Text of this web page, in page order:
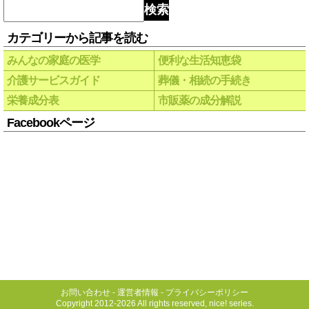
検索
カテゴリーから記事を読む
みんなの家庭の医学
便利な生活知恵袋
介護サービスガイド
葬儀・相続の手続き
栄養成分表
市販薬の成分解説
Facebookページ
お問い合わせ - 運営者情報 - プライバシーポリシー
Copyright 2012-2026 All rights reserved, nice! series.